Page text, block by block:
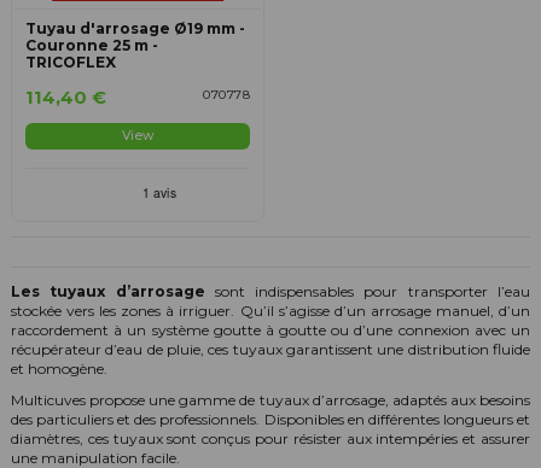
Tuyau d'arrosage Ø19 mm -
Couronne 25 m -
TRICOFLEX
070778
114,40 €
View
Les tuyaux d’arrosage sont indispensables pour transporter l’eau
stockée vers les zones à irriguer. Qu’il s’agisse d’un arrosage manuel, d’un
raccordement à un système goutte à goutte ou d’une connexion avec un
récupérateur d’eau de pluie, ces tuyaux garantissent une distribution fluide
et homogène.
Multicuves propose une gamme de tuyaux d’arrosage, adaptés aux besoins
des particuliers et des professionnels. Disponibles en différentes longueurs et
diamètres, ces tuyaux sont conçus pour résister aux intempéries et assurer
une manipulation facile.